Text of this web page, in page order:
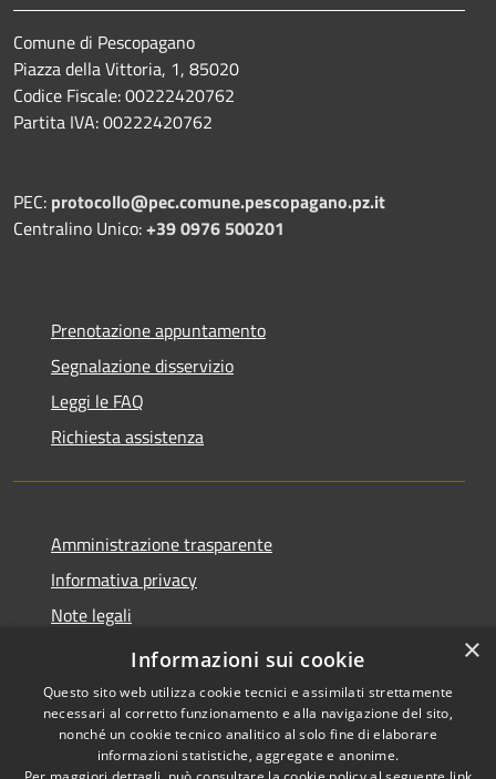
Comune di Pescopagano
Piazza della Vittoria, 1, 85020
Codice Fiscale: 00222420762
Partita IVA: 00222420762
PEC: protocollo@pec.comune.pescopagano.pz.it
Centralino Unico:+39 0976 500201
Prenotazione appuntamento
Segnalazione disservizio
Leggi le FAQ
Richiesta assistenza
Amministrazione trasparente
Informativa privacy
Note legali
Dichiarazione di accessibilità
Copyright © 2026 • Comune di
×
Informazioni sui cookie
Questo sito web utilizza cookie tecnici e assimilati strettamente
necessari al corretto funzionamento e alla navigazione del sito,
nonché un cookie tecnico analitico al solo fine di elaborare
informazioni statistiche, aggregate e anonime.